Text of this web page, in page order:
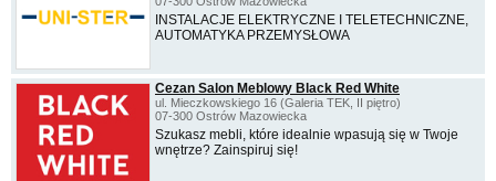
INSTALACJE ELEKTRYCZNE I TELETECHNICZNE,
AUTOMATYKA PRZEMYSŁOWA
Cezan Salon Meblowy Black Red White
ul. Mieczkowskiego 16 (Galeria TEK, II piętro)
07-300 Ostrów Mazowiecka
Szukasz mebli, które idealnie wpasują się w Twoje
wnętrze? Zainspiruj się!